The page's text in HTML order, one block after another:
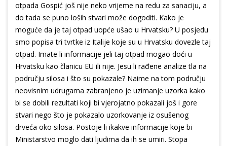
otpada Gospić još nije neko vrijeme na redu za sanaciju, a
do tada se puno loših stvari može dogoditi. Kako je
moguće da je taj otpad uopće ušao u Hrvatsku? U posjedu
smo popisa tri tvrtke iz Italije koje su u Hrvatsku dovezle taj
otpad. Imate li informacije jeli taj otpad mogao doći u
Hrvatsku kao članicu EU ili nije. Jesu li rađene analize tla na
području silosa i što su pokazale? Naime na tom području
neovisnim udrugama zabranjeno je uzimanje uzorka kako
bi se dobili rezultati koji bi vjerojatno pokazali još i gore
stvari nego što je pokazalo uzorkovanje iz osušenog
drveća oko silosa. Postoje li ikakve informacije koje bi
Ministarstvo moglo dati ljudima da ih se umiri. Stopa